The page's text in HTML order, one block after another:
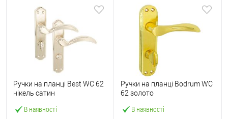
В наявності
Ручки на планці Веst WC 62
нікель сатин
В наявності
Ручки на планці Bodrum WC
62 золото